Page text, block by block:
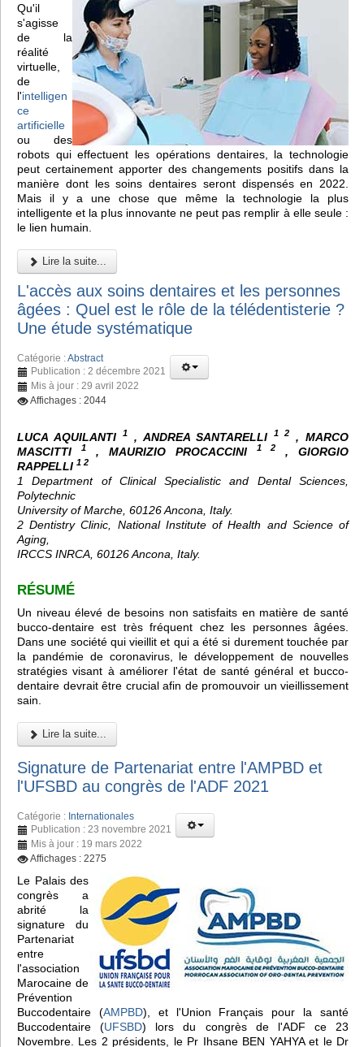
Qu'il
s'agisse
de la
réalité
virtuelle,
de
l'intelligen
ce
artificielle
ou des
robots qui effectuent les opérations dentaires, la technologie
peut certainement apporter des changements positifs dans la
manière dont les soins dentaires seront dispensés en 2022.
Mais il y a une chose que même la technologie la plus
intelligente et la plus innovante ne peut pas remplir à elle seule :
le lien humain.
Lire la suite...
L'accès aux soins dentaires et les personnes
âgées : Quel est le rôle de la télédentisterie ?
Une étude systématique
Catégorie :Abstract
Publication : 2 décembre 2021
Mis à jour : 29 avril 2022
Affichages : 2044
LUCA AQUILANTI 1, ANDREA SANTARELLI1 2
, MARCO
MASCITTI
1 , MAURIZIO PROCACCINI 1 2
, GIORGIO
RAPPELLI 1 2
1 Department of Clinical Specialistic and Dental Sciences,
Polytechnic
University of Marche, 60126 Ancona, Italy.
2 Dentistry Clinic, National Institute of Health and Science of
Aging,
IRCCS INRCA, 60126 Ancona, Italy.
RÉSUMÉ
Un niveau élevé de besoins non satisfaits en matière de santé
bucco-dentaire est très fréquent chez les personnes âgées.
Dans une société qui vieillit et qui a été si durement touchée par
la pandémie de coronavirus, le développement de nouvelles
stratégies visant à améliorer l'état de santé général et bucco-
dentaire devrait être crucial afin de promouvoir un vieillissement
sain.
Lire la suite...
Signature de Partenariat entre l'AMPBD et
l'UFSBD au congrès de l'ADF 2021
Catégorie : Internationales
Publication : 23 novembre 2021
Mis à jour : 19 mars 2022
Affichages : 2275
Le Palais des
congrès a
abrité la
signature du
Partenariat
entre
l'association
Marocaine de
Prévention
Buccodentaire (AMPBD), et l'Union Français pour la santé
Buccodentaire (UFSBD) lors du congrès de l'ADF ce 23
Novembre. Les 2 présidents, le Pr Ihsane BEN YAHYA et le Dr